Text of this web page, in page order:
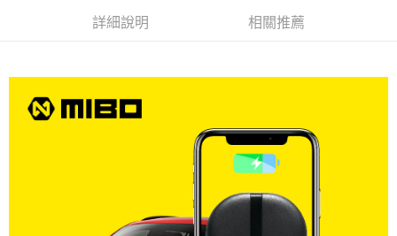
每筆NT$60，滿NT$699(含以上)免運費
每筆NT$60，滿NT$699(含以上)免運費
詳細說明 相關推薦